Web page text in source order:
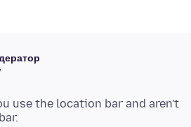
use the location bar and aren't